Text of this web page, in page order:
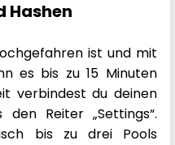
Hashen
ist und mit
es bis zu 15 Minuten
verbindest du deinen
Reiter „Settings“.
bis zu drei Pools